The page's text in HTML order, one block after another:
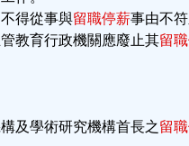
得從事與留職停薪事由不
教育行政機關應廢止其留
及學術研究機構首長之留